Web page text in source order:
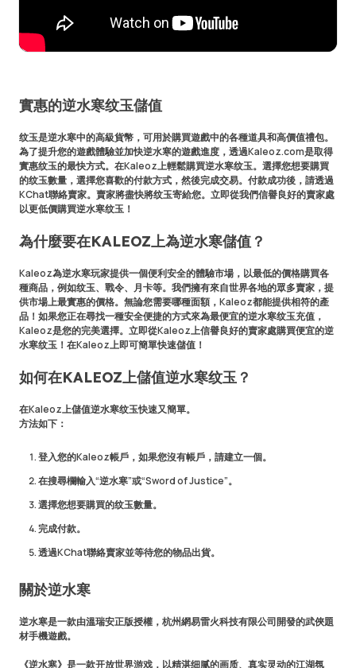
實惠的逆水寒纹玉儲值
纹玉是逆水寒中的高級貨幣，可用於購買遊戲中的各種道具和高價值禮包。
為了提升您的遊戲體驗並加快逆水寒的遊戲進度，透過Kaleoz.com是取得
實惠纹玉的最快方式。在Kaleoz上輕鬆購買逆水寒纹玉。選擇您想要購買
的纹玉數量，選擇您喜歡的付款方式，然後完成交易。付款成功後，請透過
KChat聯絡賣家。賣家將盡快將纹玉寄給您。立即從我們信譽良好的賣家處
以更低價購買逆水寒纹玉！
為什麼要在KALEOZ上為逆水寒儲值？
Kaleoz為逆水寒玩家提供一個便利安全的體驗市場，以最低的價格購買各
種商品，例如纹玉、戰令、月卡等。我們擁有來自世界各地的眾多賣家，提
供市場上最實惠的價格。無論您需要哪種面額，Kaleoz都能提供相符的產
品！如果您正在尋找一種安全便捷的方式來為最便宜的逆水寒纹玉充值，
Kaleoz是您的完美選擇。立即從Kaleoz上信譽良好的賣家處購買便宜的逆
水寒纹玉！在Kaleoz上即可簡單快速儲值！
如何在KALEOZ上儲值逆水寒纹玉？
在Kaleoz上儲值逆水寒纹玉快速又簡單。
方法如下：
登入您的Kaleoz帳戶，如果您沒有帳戶，請建立一個。
在搜尋欄輸入“逆水寒”或“Sword of Justice”。
選擇您想要購買的纹玉數量。
完成付款。
透過KChat聯絡賣家並等待您的物品出貨。
關於逆水寒
逆水寒是一款由溫瑞安正版授權，杭州網易雷火科技有限公司開發的武俠題
材手機遊戲。
《逆水寒》是一款开放世界游戏，以精湛细腻的画质、真实灵动的江湖氛